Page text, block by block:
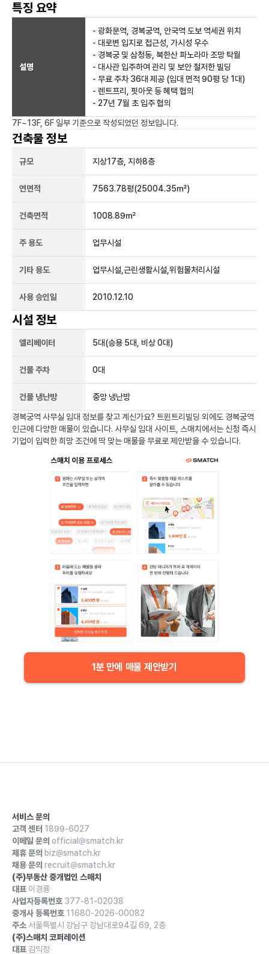
특징 요약
설명
- 광화문역, 경복궁역, 안국역 도보 역세권 위치
- 대로변 입지로 접근성, 가시성 우수
- 경복궁 및 삼청동, 북한산 파노라마 조망 탁월
- 대사관 입주하여 관리 및 보안 철저한 빌딩
- 무료 주차 36대 제공 (임대 면적 90평 당 1대)
- 렌트프리, 핏아웃 등 혜택 협의
- 27년 7월 초 입주 협의
7F~13F, 6F 일부 기준으로 작성되었던 정보입니다.
건축물 정보
규모 지상17층, 지하8층
연면적 7563.78평(25004.35㎡)
건축면적 1008.89㎡
주 용도 업무시설
기타 용도 업무시설,근린생활시설,위험물처리시설
사용 승인일 2010.12.10
시설 정보
엘리베이터 5대(승용 5대, 비상 0대)
건물 주차 0대
건물 냉난방 중앙 냉난방
경복궁역 사무실 임대 정보를 찾고 계신가요? 트윈트리빌딩 외에도 경복궁역
인근에 다양한 매물이 있습니다. 사무실 임대 사이트, 스매치에서는 신청 즉시
기업이 입력한 희망 조건에 딱 맞는 매물을 무료로 제안받을 수 있습니다.
1분 만에 매물 제안받기
서비스 문의
고객 센터 1899-6027
이메일 문의 official@smatch.kr
제휴 문의 biz@smatch.kr
채용 문의 recruit@smatch.kr
(주)부동산 중개법인 스매치
대표 이경룡
사업자등록번호 377-81-02038
중개사 등록번호 11680-2026-00082
주소 서울특별시 강남구 강남대로94길 69, 2층
(주)스매치 코퍼레이션
대표 김익정